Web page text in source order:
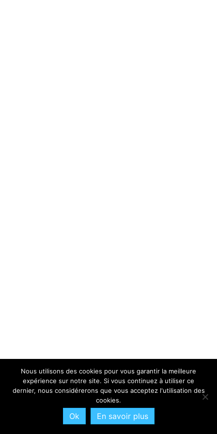
Nous utilisons des cookies pour vous garantir la meilleure
expérience sur notre site. Si vous continuez à utiliser ce
dernier, nous considérerons que vous acceptez l'utilisation des
cookies.
Ok En savoir plus